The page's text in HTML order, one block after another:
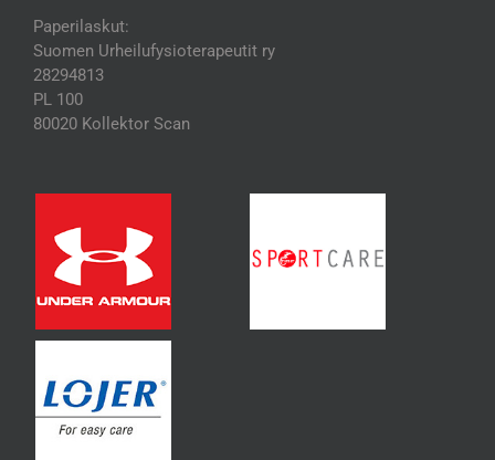
Paperilaskut:
Suomen Urheilufysioterapeutit ry
28294813
PL 100
80020 Kollektor Scan